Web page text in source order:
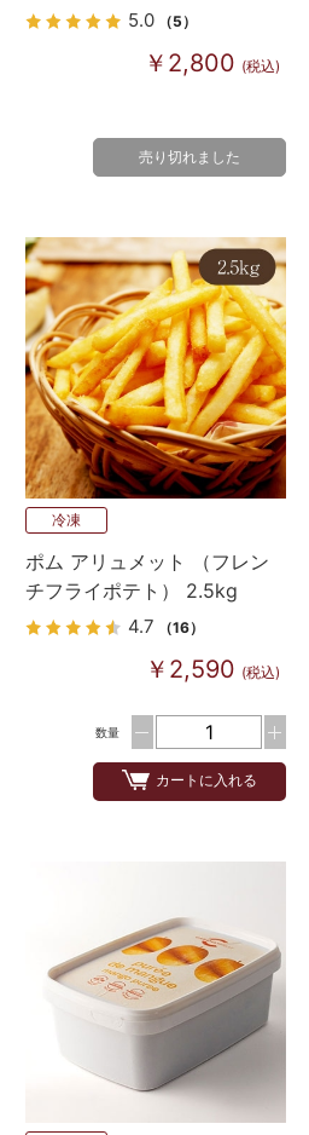
アブランド）5.0 （5）
￥2,800 (税込)
売り切れました
冷凍
ポム アリュメット （フレン
チフライポテト） 2.5kg
4.7 （16）
￥2,590 (税込)
数量
カートに入れる